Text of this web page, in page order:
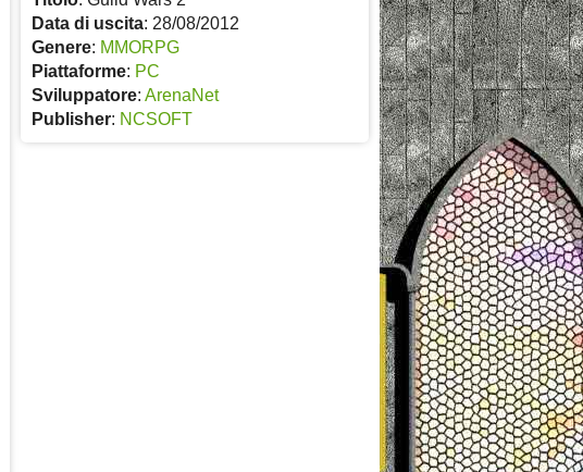
Data di uscita: 28/08/2012
Genere: MMORPG
Piattaforme: PC
Sviluppatore: ArenaNet
Publisher: NCSOFT